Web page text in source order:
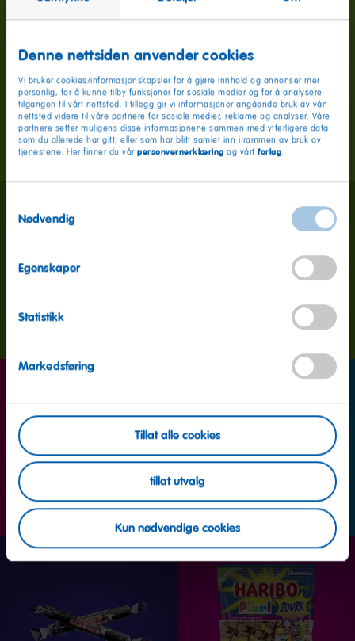
Denne nettsiden anvender cookies
Vi bruker cookies/informasjonskapsler for å gjøre innhold og annonser mer
personlig, for å kunne tilby funksjoner for sosiale medier og for å analysere
tilgangen til vårt nettsted. I tillegg gir vi informasjoner angående bruk av vårt
nettsted videre til våre partnere for sosiale medier, reklame og analyser. Våre
partnere setter muligens disse informasjonene sammen med ytterligere data
som du allerede har gitt, eller som har blitt samlet inn i rammen av bruk av
tjenestene. Her finner du vår personvernerklæring og vårtforlag.
Nødvendig
Egenskaper
Statistikk
Markedsføring
Tillat alle cookies
tillat utvalg
Kun nødvendige cookies